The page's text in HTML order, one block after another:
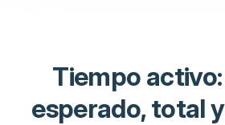
Tiempo
esperado, total